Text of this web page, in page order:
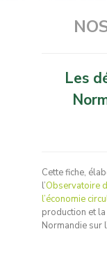
Les
Cette fiche,
l’Observatoire
l’économie
production et
Normandie sur